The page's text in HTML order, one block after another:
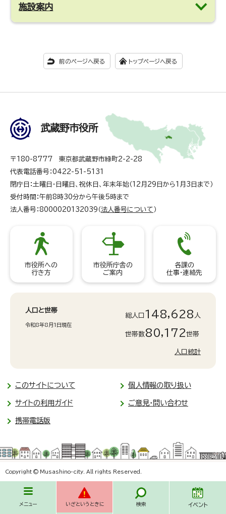
施設案内
前のページへ戻る トップページへ戻る
メニュー いざというときに 検索 イベント
武蔵野市役所
〒180-8777 東京都武蔵野市緑町2-2-28
代表電話番号：0422-51-5131
閉庁日：土曜日・日曜日、祝休日、年末年始（12月29日から1月3日まで）
受付時間：午前8時30分から午後5時まで
法人番号：8000020132039（ 法人番号について ）
市役所への
行き方
市役所庁舎の
ご案内
各課の
仕事・連絡先
人口と世帯
令和8年8月1日現在
総人口 148,628 人
世帯数80,172世帯
人口統計
このサイトについて 個人情報の取り扱い
サイトの利用ガイド ご意見・問い合わせ
携帯電話版
Copyright © Musashino-city. All rights Reserved.